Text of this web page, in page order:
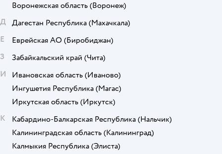
Воронежская область (Воронеж)
Д Дагестан Республика (Махачкала)
Е
Еврейская АО (Биробиджан)
З
Забайкальский край (Чита)
И
Ивановская область (Иваново)
Ингушетия Республика (Магас)
Иркутская область (Иркутск)
К
Кабардино-Балкарская Республика (Нальчик)
Калининградская область (Калининград)
Калмыкия Республика (Элиста)